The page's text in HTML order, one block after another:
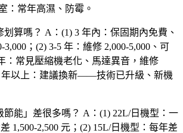
：常年高濕、防霉。
划算嗎？ A：(1) 3 年內 ：保固期內免費、
3,000；(2) 3-5 年 ：維修 2,000-5,000、可
：常見壓縮機老化、馬達異音，維修
以上 ：建議換新——技術已升級、新機
節能 」差很多嗎？ A：(1) 22L/日機型 ：一
1,500-2,500 元；(2) 15L/日機型 ：每年差